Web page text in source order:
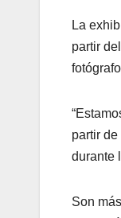
La
partir
partir
durante
Son